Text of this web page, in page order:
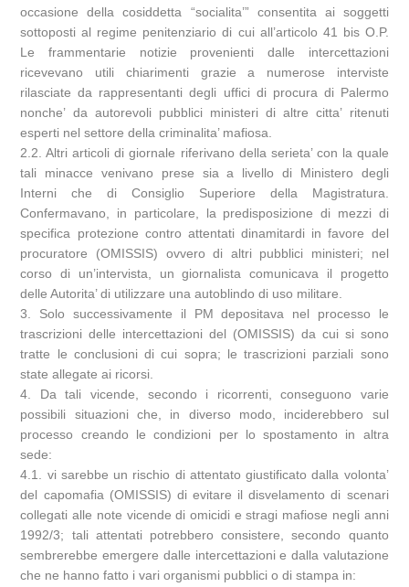
occasione della cosiddetta “socialita’” consentita ai soggetti
sottoposti al regime penitenziario di cui all’articolo 41 bis O.P.
Le frammentarie notizie provenienti dalle intercettazioni
ricevevano utili chiarimenti grazie a numerose interviste
rilasciate da rappresentanti degli uffici di procura di Palermo
nonche’ da autorevoli pubblici ministeri di altre citta’ ritenuti
esperti nel settore della criminalita’ mafiosa.
2.2. Altri articoli di giornale riferivano della serieta’ con la quale
tali minacce venivano prese sia a livello di Ministero degli
Interni che di Consiglio Superiore della Magistratura.
Confermavano, in particolare, la predisposizione di mezzi di
specifica protezione contro attentati dinamitardi in favore del
procuratore (OMISSIS) ovvero di altri pubblici ministeri; nel
corso di un’intervista, un giornalista comunicava il progetto
delle Autorita’ di utilizzare una autoblindo di uso militare.
3. Solo successivamente il PM depositava nel processo le
trascrizioni delle intercettazioni del (OMISSIS) da cui si sono
tratte le conclusioni di cui sopra; le trascrizioni parziali sono
state allegate ai ricorsi.
4. Da tali vicende, secondo i ricorrenti, conseguono varie
possibili situazioni che, in diverso modo, inciderebbero sul
processo creando le condizioni per lo spostamento in altra
sede:
4.1. vi sarebbe un rischio di attentato giustificato dalla volonta’
del capomafia (OMISSIS) di evitare il disvelamento di scenari
collegati alle note vicende di omicidi e stragi mafiose negli anni
1992/3; tali attentati potrebbero consistere, secondo quanto
sembrerebbe emergere dalle intercettazioni e dalla valutazione
che ne hanno fatto i vari organismi pubblici o di stampa in: